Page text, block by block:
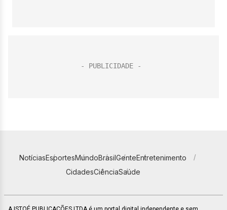
NotíciasEsportesMundoBrasilGenteEntretenimento
CidadesCiênciaSaúde